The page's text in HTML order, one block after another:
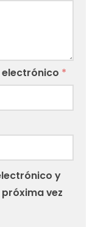
*
y
vez